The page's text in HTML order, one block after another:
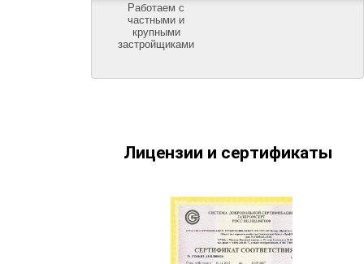
Работаем с
частными и
крупными
застройщиками
Лицензии и сертификаты